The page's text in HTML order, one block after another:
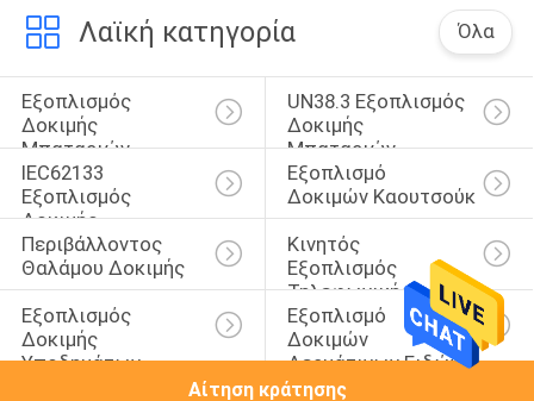
Λαϊκή κατηγορία Όλα
Εξοπλισμός
Δοκιμής
Μπαταριών
UN38.3 Εξοπλισμός
Δοκιμής
Μπαταριών
IEC62133
Εξοπλισμός
Δοκιμής
Μπαταριών
Εξοπλισμό
Δοκιμών Καουτσούκ
Περιβάλλοντος
Θαλάμου Δοκιμής
Κινητός
Εξοπλισμός
Τηλεφωνικής
Δοκιμής
Εξοπλισμός
Δοκιμής
Υποδημάτων
Εξοπλισμό
Δοκιμών
Δερμάτινων Ειδών
Αίτηση κράτησης